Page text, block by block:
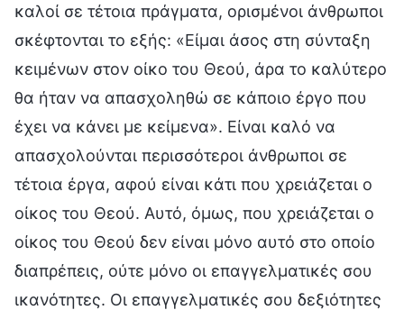
καλοί σε τέτοια πράγματα, ορισμένοι άνθρωποι
σκέφτονται το εξής: «Είμαι άσος στη σύνταξη
κειμένων στον οίκο του Θεού, άρα το καλύτερο
θα ήταν να απασχοληθώ σε κάποιο έργο που
έχει να κάνει με κείμενα». Είναι καλό να
απασχολούνται περισσότεροι άνθρωποι σε
τέτοια έργα, αφού είναι κάτι που χρειάζεται ο
οίκος του Θεού. Αυτό, όμως, που χρειάζεται ο
οίκος του Θεού δεν είναι μόνο αυτό στο οποίο
διαπρέπεις, ούτε μόνο οι επαγγελματικές σου
ικανότητες. Οι επαγγελματικές σου δεξιότητες